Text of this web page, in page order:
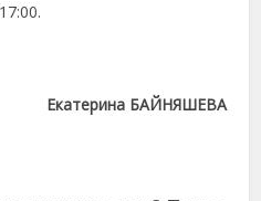
Екатерина БАЙНЯШЕВА